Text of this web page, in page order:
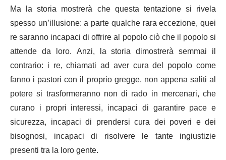
Ma la storia mostrerà che questa tentazione si rivela
spesso un’illusione: a parte qualche rara eccezione, quei
re saranno incapaci di offrire al popolo ciò che il popolo si
attende da loro. Anzi, la storia dimostrerà semmai il
contrario: i re, chiamati ad aver cura del popolo come
fanno i pastori con il proprio gregge, non appena saliti al
potere si trasformeranno non di rado in mercenari, che
curano i propri interessi, incapaci di garantire pace e
sicurezza, incapaci di prendersi cura dei poveri e dei
bisognosi, incapaci di risolvere le tante ingiustizie
presenti tra la loro gente.